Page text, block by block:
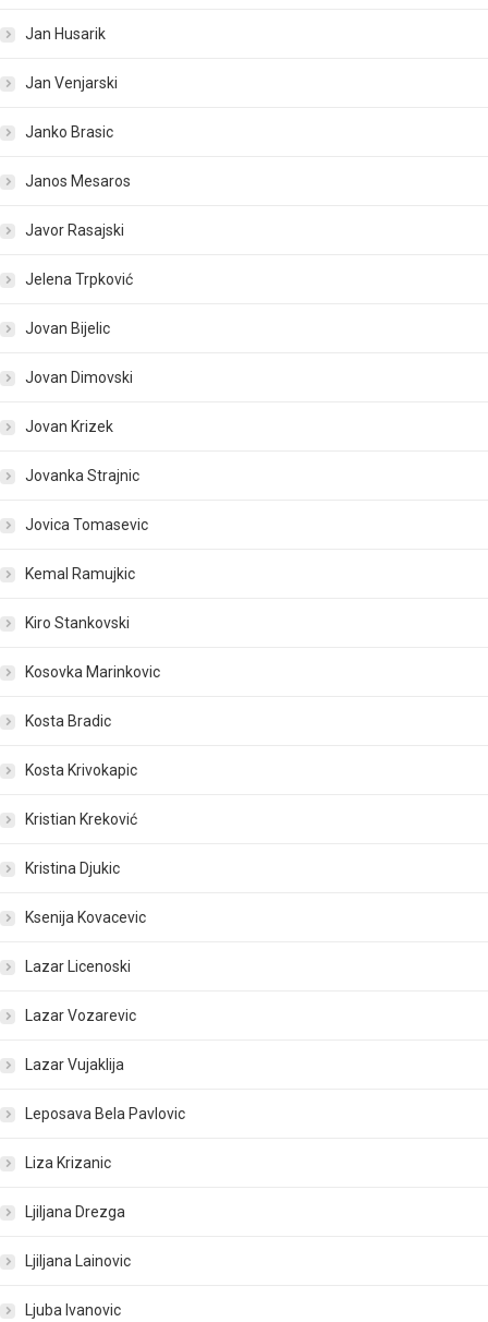
Jan Husarik
Jan Venjarski
Janko Brasic
Janos Mesaros
Javor Rasajski
Jelena Trpković
Jovan Bijelic
Jovan Dimovski
Jovan Krizek
Jovanka Strajnic
Jovica Tomasevic
Kemal Ramujkic
Kiro Stankovski
Kosovka Marinkovic
Kosta Bradic
Kosta Krivokapic
Kristian Kreković
Kristina Djukic
Ksenija Kovacevic
Lazar Licenoski
Lazar Vozarevic
Lazar Vujaklija
Leposava Bela Pavlovic
Liza Krizanic
Ljiljana Drezga
Ljiljana Lainovic
Ljuba Ivanovic